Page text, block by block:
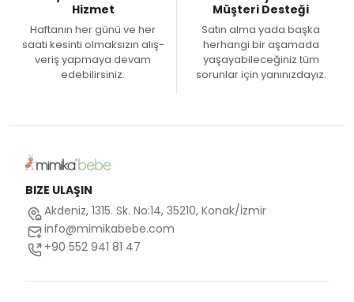
Hizmet
Haftanın her günü ve her
saati kesinti olmaksızın alış-
veriş yapmaya devam
edebilirsiniz.
Müşteri Desteği
Satın alma yada başka
herhangi bir aşamada
yaşayabileceğiniz tüm
sorunlar için yanınızdayız.
BIZE ULAŞIN
Akdeniz, 1315. Sk. No:14, 35210, Konak/İzmir
info@mimikabebe.com
+90 552 941 81 47